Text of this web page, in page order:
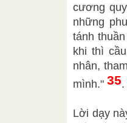
cương
những
tánh
khi thì
nhân,
mình." 35.
Lời dạy